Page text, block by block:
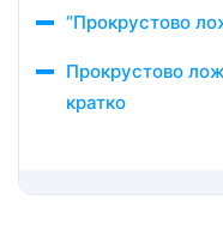
“Прокрустово
Прокрустово
кратко